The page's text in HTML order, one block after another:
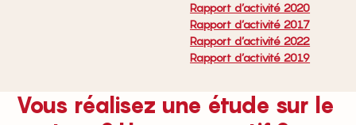
Rapport d’activité 2020
Rapport d’activité 2017
Rapport d’activité 2022
Rapport d’activité 2019
Vous réalisez une étude sur le